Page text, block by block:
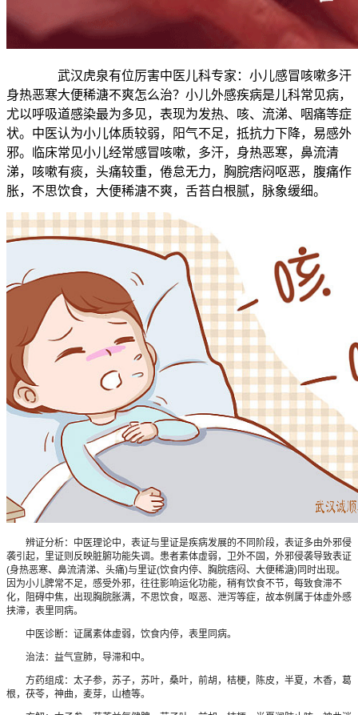
武汉虎泉有位厉害中医儿科专家：小儿感冒咳嗽多汗
身热恶寒大便稀溏不爽怎么治？小儿外感疾病是儿科常见病，
尤以呼吸道感染最为多见，表现为发热、咳、流涕、咽痛等症
状。中医认为小儿体质较弱，阳气不足，抵抗力下降，易感外
邪。临床常见小儿经常感冒咳嗽，多汗，身热恶寒，鼻流清
涕，咳嗽有痰，头痛较重，倦怠无力，胸脘痞闷呕恶，腹痛作
胀，不思饮食，大便稀溏不爽，舌苔白根腻，脉象缓细。
辨证分析：中医理论中，表证与里证是疾病发展的不同阶段，表证多由外邪侵
袭引起，里证则反映脏腑功能失调。患者素体虚弱，卫外不固，外邪侵袭导致表证
(身热恶寒、鼻流清涕、头痛)与里证(饮食内停、胸脘痞闷、大便稀溏)同时出现。
因为小儿脾常不足，感受外邪，往往影响运化功能，稍有饮食不节，每致食滞不
化，阻碍中焦，出现胸脘胀满，不思饮食，呕恶、泄泻等症，故本例属于体虚外感
挟滞，表里同病。
中医诊断：证属素体虚弱，饮食内停，表里同病。
治法：益气宣肺，导滞和中。
方药组成：太子参，苏子，苏叶，桑叶，前胡，桔梗，陈皮，半夏，木香，葛
根，茯苓，神曲，麦芽，山楂等。